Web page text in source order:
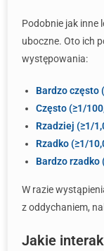
Podobnie jak inne
uboczne. Oto ich
występowania:
Bardzo często
Często (≥1/
Rzadziej (≥1/
Rzadko (≥1/
Bardzo rzadko
W razie
z oddychaniem,
Jakie